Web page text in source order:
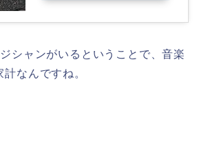
シャンがいるということで、音楽
なんですね。